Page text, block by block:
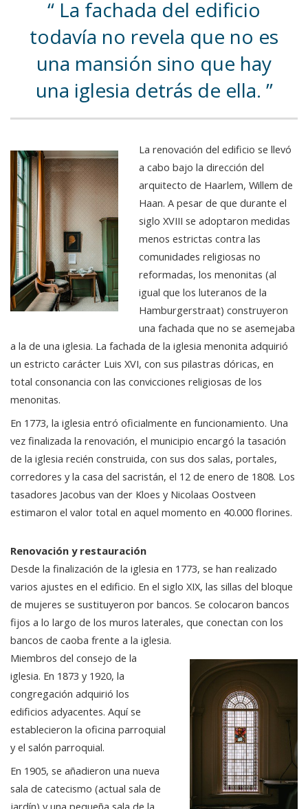
La fachada del edificio
todavía no revela que no es
una mansión sino que hay
una iglesia detrás de ella.
La renovación del edificio se llevó
a cabo bajo la dirección del
arquitecto de Haarlem, Willem de
Haan. A pesar de que durante el
siglo XVIII se adoptaron medidas
menos estrictas contra las
comunidades religiosas no
reformadas, los menonitas (al
igual que los luteranos de la
Hamburgerstraat) construyeron
una fachada que no se asemejaba
a la de una iglesia. La fachada de la iglesia menonita adquirió
un estricto carácter Luis XVI, con sus pilastras dóricas, en
total consonancia con las convicciones religiosas de los
menonitas.
En 1773, la iglesia entró oficialmente en funcionamiento. Una
vez finalizada la renovación, el municipio encargó la tasación
de la iglesia recién construida, con sus dos salas, portales,
corredores y la casa del sacristán, el 12 de enero de 1808. Los
tasadores Jacobus van der Kloes y Nicolaas Oostveen
estimaron el valor total en aquel momento en 40.000 florines.
Renovación y restauración
Desde la finalización de la iglesia en 1773, se han realizado
varios ajustes en el edificio. En el siglo XIX, las sillas del bloque
de mujeres se sustituyeron por bancos. Se colocaron bancos
fijos a lo largo de los muros laterales, que conectan con los
bancos de caoba frente a la iglesia.
Miembros del consejo de la
iglesia. En 1873 y 1920, la
congregación adquirió los
edificios adyacentes. Aquí se
establecieron la oficina parroquial
y el salón parroquial.
En 1905, se añadieron una nueva
sala de catecismo (actual sala de